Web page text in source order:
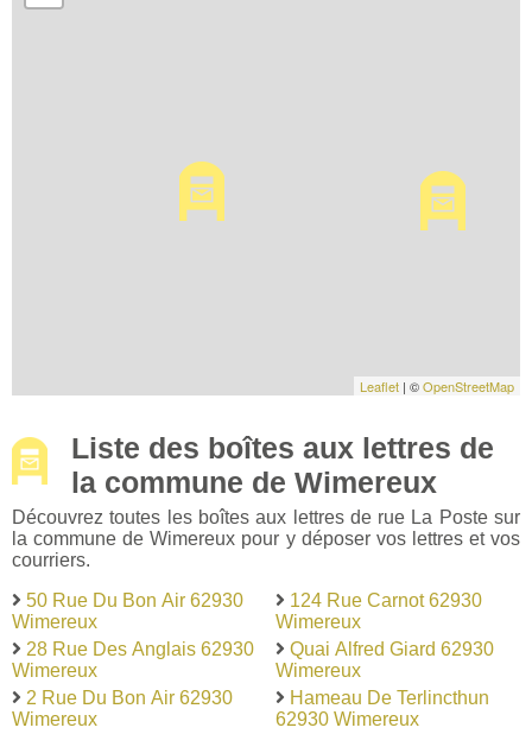
Leaflet | ©OpenStreetMap
Liste des boîtes aux lettres de
la commune de Wimereux
Découvrez toutes les boîtes aux lettres de rue La Poste sur
la commune de Wimereux pour y déposer vos lettres et vos
courriers.
50 Rue Du Bon Air 62930
Wimereux
28 Rue Des Anglais 62930
Wimereux
2 Rue Du Bon Air 62930
Wimereux
124 Rue Carnot 62930
Wimereux
Quai Alfred Giard 62930
Wimereux
Hameau De Terlincthun
62930 Wimereux